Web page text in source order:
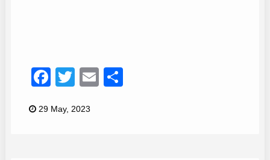
Facebook
TwitterEmail
29 May, 2023